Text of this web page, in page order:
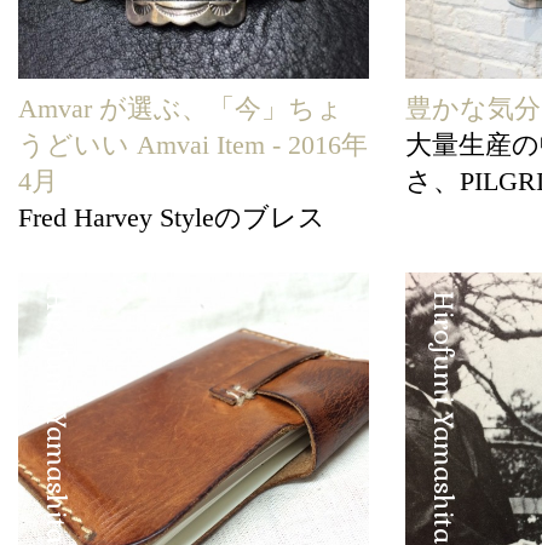
Amvar が選ぶ、「今」ちょ
うどいい Amvai Item - 2016年
4月
Fred Harvey Styleのブレス
豊かな気
大量生産
さ、
Hirofumi Yamashita Hirofumi Yamashita